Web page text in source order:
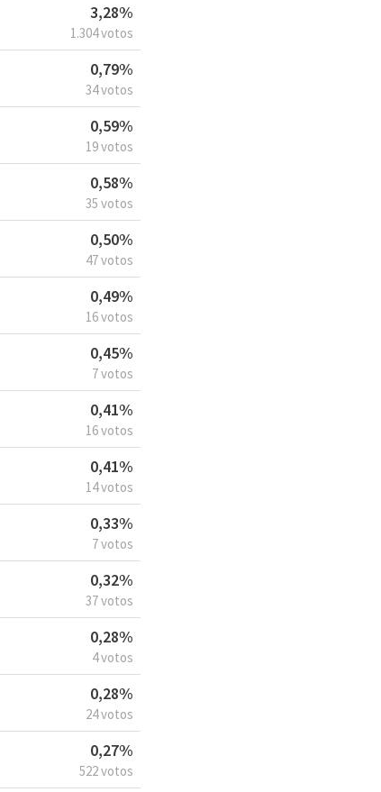
3,28%
1.304 votos
0,79%
34 votos
0,59%
19 votos
0,58%
35 votos
0,50%
47 votos
0,49%
16 votos
0,45%
7 votos
0,41%
16 votos
0,41%
14 votos
0,33%
7 votos
0,32%
37 votos
0,28%
4 votos
0,28%
24 votos
0,27%
522 votos